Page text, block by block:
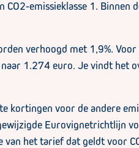
emissieklasse 1. Binnen
verhoogd met 1,9%.
1.274 euro. Je vindt het
voor de andere
Eurovignetrichtlijn
het tarief dat geldt voor